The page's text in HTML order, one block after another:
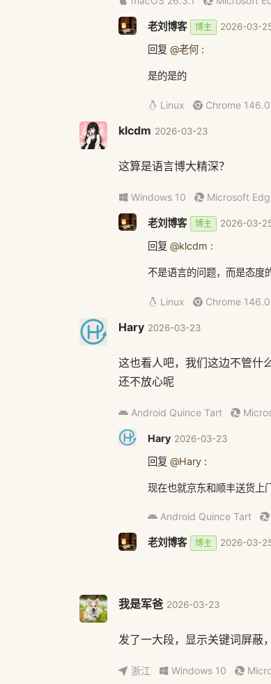
老刘博客 博主 2026-03-
回复 @老何:
是的是的
Linux Chrome
klcdm 2026-03-23
这算是语言博大精深？
Windows 10 Microsoft
老刘博客 博主 2026-03-
回复 @klcdm :
不是语言的问题，而是态度
Linux Chrome
Hary 2026-03-23
这也看人吧，我们这边不管什
还不放心呢
Android Quince Tart
Hary 2026-03-23
回复 @Hary:
现在也就京东和顺丰送货上
Android Quince Tart
老刘博客 博主 2026-03-
我是军爸 2026-03-23
发了一大段，显示关键词屏蔽
浙江 Windows 10